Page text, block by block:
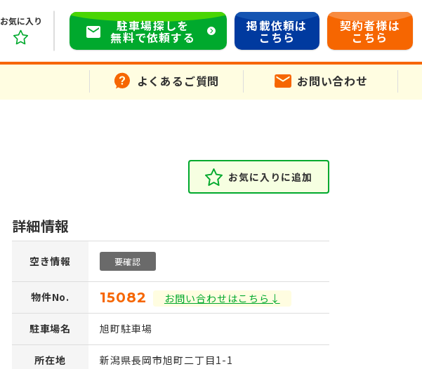
お気に入り 駐車場探しを
無料で依頼する
掲載依頼は
こちら
契約者様は
こちら
よくあるご質問 お問い合わせ
お気に入りに追加
詳細情報
空き情報 要確認
物件No. 15082 お問い合わせはこちら↓
駐車場名 旭町駐車場
所在地 新潟県長岡市旭町二丁目1-1